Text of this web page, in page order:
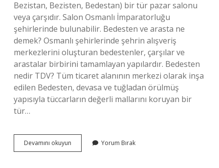
Bezistan, Bezisten, Bedestan) bir tür pazar salonu
veya çarşıdır. Salon Osmanlı İmparatorluğu
şehirlerinde bulunabilir. Bedesten ve arasta ne
demek? Osmanlı şehirlerinde şehrin alışveriş
merkezlerini oluşturan bedestenler, çarşılar ve
arastalar birbirini tamamlayan yapılardır. Bedesten
nedir TDV? Tüm ticaret alanının merkezi olarak inşa
edilen Bedesten, devasa ve tuğladan örülmüş
yapısıyla tüccarların değerli mallarını koruyan bir
tür…
Devamını okuyun Bedesten
Nedir
Yorum Bırak